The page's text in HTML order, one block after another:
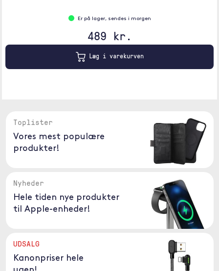
Er på lager, sendes i morgen
489 kr.
Læg i varekurven
Toplister
Vores mest populære
produkter!
Nyheder
Hele tiden nye produkter
til Apple-enheder!
UDSALG
Kanonpriser hele